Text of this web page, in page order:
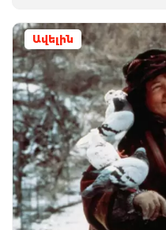
Ավելին